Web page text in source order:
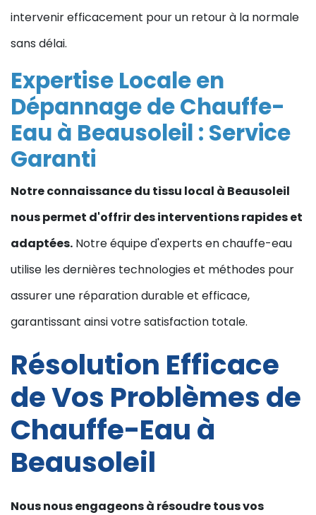
intervenir efficacement pour un retour à la normale
sans délai.
Expertise Locale en
Dépannage de Chauffe-
Eau à Beausoleil : Service
Garanti
Notre connaissance du tissu local à Beausoleil
nous permet d'offrir des interventions rapides et
adaptées. Notre équipe d'experts en chauffe-eau
utilise les dernières technologies et méthodes pour
assurer une réparation durable et efficace,
garantissant ainsi votre satisfaction totale.
Résolution Efficace
de Vos Problèmes de
Chauffe-Eau à
Beausoleil
Nous nous engageons à résoudre tous vos